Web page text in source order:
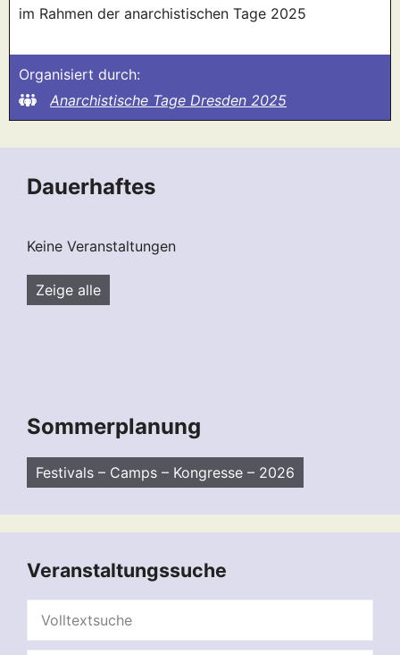
im Rahmen der anarchistischen Tage 2025
Organisiert durch:
Anarchistische Tage Dresden 2025
Dauerhaftes
Keine Veranstaltungen
Zeige alle
Sommerplanung
Festivals – Camps – Kongresse – 2026
Veranstaltungssuche